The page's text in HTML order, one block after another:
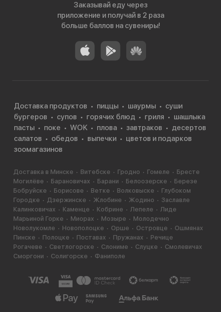
Заказывай еду через
приложение и получай в 2 раза
больше баллов на сувениры!
Доставка продуктов пиццы шаурмы
суши
бургеров
супов горячих блюд гриля
шашлыка
пасты
поке WOK плова завтраков
десертов
салатов
обедов выпечки
цветов и подарков
зоомагазинов
Доставка в Минске Витебске Гродно Гомеле
Бресте
Могилёве
Барановичах Барани Белоозерске
Березе
Бобруйске
Борисове Ветке Волковыске
Глубоком
Городке
Дзержинске Жлобине Жодино
Заславле
Калинковичах
Каменце Кобрине Лепеле
Лиде
Марьиной Горке
Миорах Мозыре
Молодечно
Новолукомле
Новополоцке Орше Островце
Ошмянах
Пинске
Полоцке Поставах Пружанах
Речице
Рогачеве
Светлогорске Слониме Слуцке
Смолевичах
Сморгони
Солигорске Фаниполе